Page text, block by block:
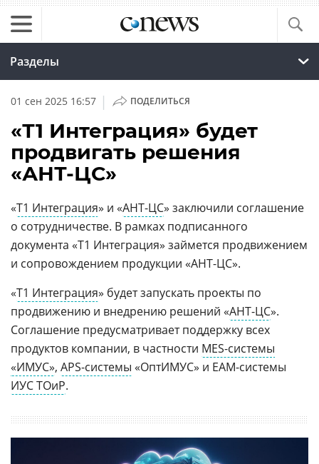
Разделы
01 сен 2025 16:57 | ПОДЕЛИТЬСЯ
«Т1 Интеграция» будет
продвигать решения
«АНТ-ЦС»
«Т1 Интеграция» и «АНТ-ЦС» заключили соглашение
о сотрудничестве. В рамках подписанного
документа «Т1 Интеграция» займется продвижением
и сопровождением продукции «АНТ-ЦС».
«Т1 Интеграция» будет запускать проекты по
продвижению и внедрению решений «АНТ-ЦС».
Соглашение предусматривает поддержку всех
продуктов компании, в частности MES-системы
«ИМУС», APS-системы «ОптИМУС» и EAM-системы
ИУС ТОиР.